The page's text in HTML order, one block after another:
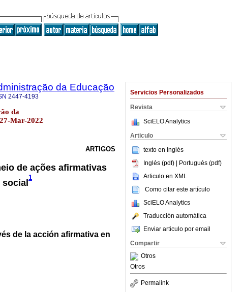
Servicios Personalizados
Revista
SciELO Analytics
Articulo
texto en Inglés
Inglés (pdf) | Portugués (pdf)
Articulo en XML
Como citar este artículo
SciELO Analytics
Traducción automática
Enviar articulo por email
Compartir
Otros
Otros
Permalink
da Educação
2447-4193
da
Mar-2022
ARTIGOS
de ações afirmativas
social
1
de la acción afirmativa en